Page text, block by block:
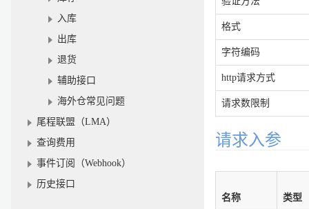
入库
出库
退货
辅助接口
海外仓常见问题
尾程联盟（LMA）
查询费用
事件订阅（Webhook）
历史接口
格式
字符编码
http请求方式
请求数限制
请求入参
名称 类型